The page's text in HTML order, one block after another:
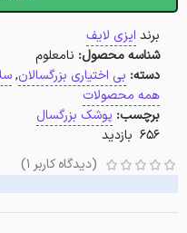
برند ایزی لایف
شناسه محصول: نامعلوم
دسته: بی اختیاری بزرگسالان,
همه محصولات
برچسب: پوشک بزرگسال
656 بازدید
(دیدگاه کاربر 1
)